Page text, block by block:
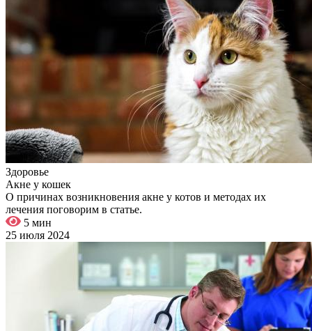
Здоровье
Акне у кошек
О причинах возникновения акне у котов и методах их
лечения поговорим в статье.
5 мин
25 июля 2024